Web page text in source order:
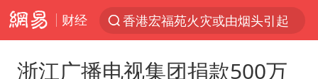
财经
香港宏福苑火灾或由烟头引起
台风白海豚闭眼了
浙江广播电视集团捐款500万